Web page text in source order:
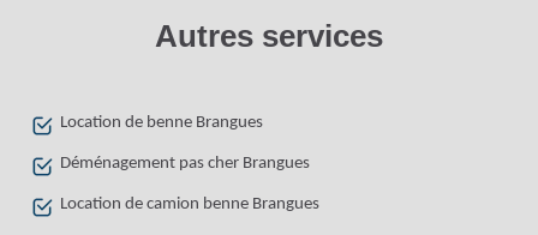
Autres services
Location de benne Brangues
Déménagement pas cher Brangues
Location de camion benne Brangues